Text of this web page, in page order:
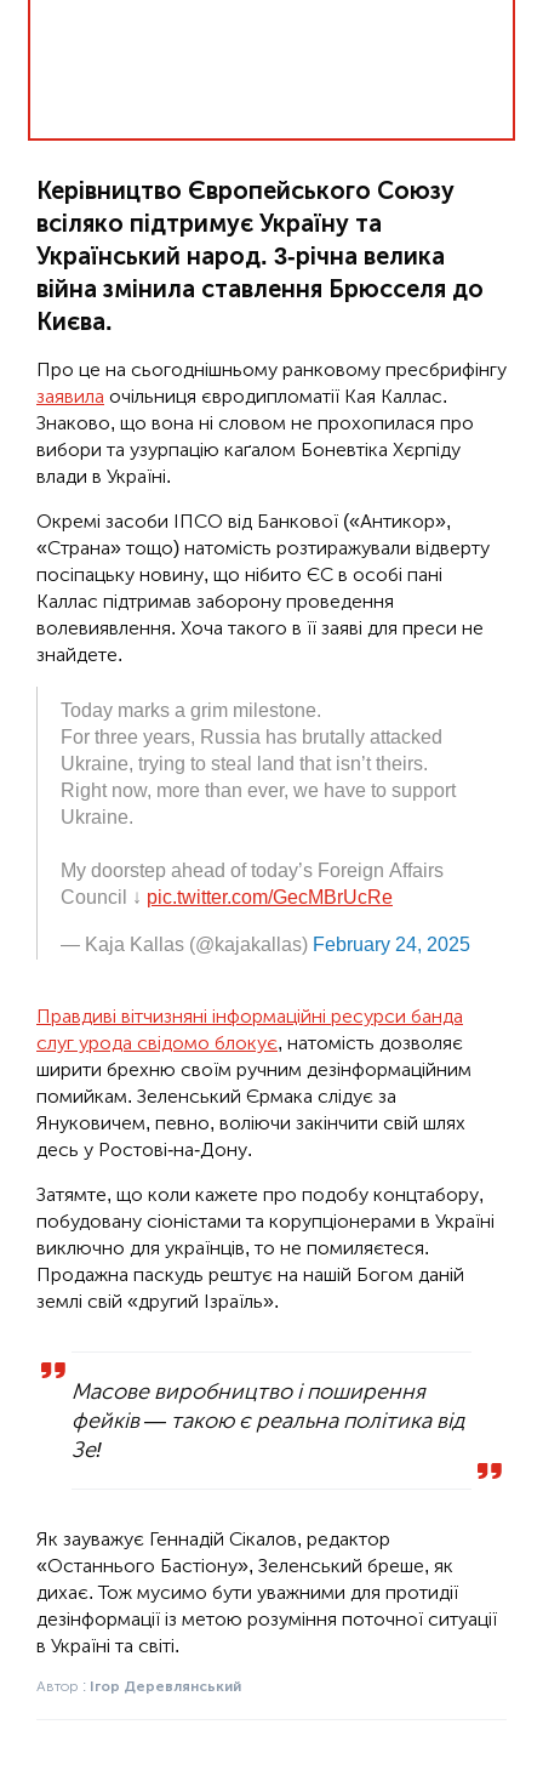
Керівництво Європейського Союзу
всіляко підтримує Україну та
Український народ. 3-річна велика
війна змінила ставлення Брюсселя до
Києва.
Про це на сьогоднішньому ранковому пресбрифінгу
заявила очільниця євродипломатії Кая Каллас.
Знаково, що вона ні словом не прохопилася про
вибори та узурпацію каґалом Боневтіка Хєрпіду
влади в Україні.
Окремі засоби ІПСО від Банкової («Антикор»,
«Страна» тощо) натомість розтиражували відверту
посіпацьку новину, що нібито ЄС в особі пані
Каллас підтримав заборону проведення
волевиявлення. Хоча такого в її заяві для преси не
знайдете.
Today marks a grim milestone.
For three years, Russia has brutally attacked
Ukraine, trying to steal land that isn’t theirs.
Right now, more than ever, we have to support
Ukraine.
My doorstep ahead of today’s Foreign Affairs
Council ↓ pic.twitter.com/GecMBrUcRe
— Kaja Kallas (@kajakallas) February 24, 2025
Правдиві вітчизняні інформаційні ресурси банда
слуг урода свідомо блокує, натомість дозволяє
ширити брехню своїм ручним дезінформаційним
помийкам. Зеленський Єрмака слідує за
Януковичем, певно, воліючи закінчити свій шлях
десь у Ростові-на-Дону.
Затямте, що коли кажете про подобу концтабору,
побудовану сіоністами та корупціонерами в Україні
виключно для українців, то не помиляєтеся.
Продажна паскудь рештує на нашій Богом даній
землі свій «другий Ізраїль».
Масове виробництво і поширення
фейків — такою є реальна політика від
Зе!
Як зауважує Геннадій Сікалов, редактор
«Останнього Бастіону», Зеленський бреше, як
дихає. Тож мусимо бути уважними для протидії
дезінформації із метою розуміння поточної ситуації
в Україні та світі.
Автор : Ігор Деревлянський